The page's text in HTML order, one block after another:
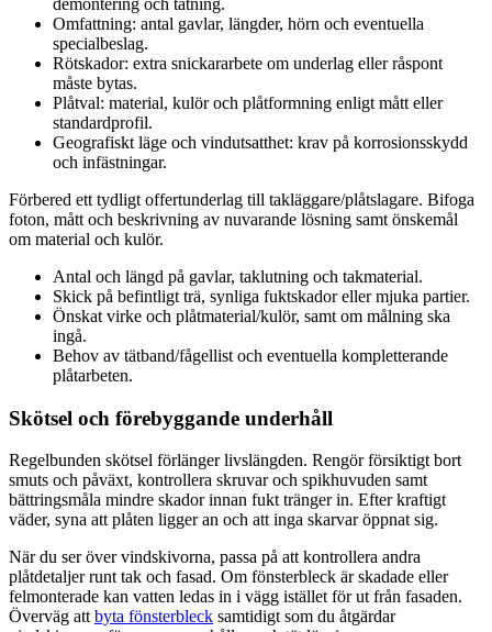
Omfattning: antal gavlar, längder, hörn och eventuella
specialbeslag.
Rötskador: extra snickararbete om underlag eller råspont
måste bytas.
Plåtval: material, kulör och plåtformning enligt mått eller
standardprofil.
Geografiskt läge och vindutsatthet: krav på korrosionsskydd
och infästningar.
Förbered ett tydligt offertunderlag till takläggare/plåtslagare. Bifoga
foton, mått och beskrivning av nuvarande lösning samt önskemål
om material och kulör.
Antal och längd på gavlar, taklutning och takmaterial.
Skick på befintligt trä, synliga fuktskador eller mjuka partier.
Önskat virke och plåtmaterial/kulör, samt om målning ska
ingå.
Behov av tätband/fågellist och eventuella kompletterande
plåtarbeten.
Skötsel och förebyggande underhåll
Regelbunden skötsel förlänger livslängden. Rengör försiktigt bort
smuts och påväxt, kontrollera skruvar och spikhuvuden samt
bättringsmåla mindre skador innan fukt tränger in. Efter kraftigt
väder, syna att plåten ligger an och att inga skarvar öppnat sig.
När du ser över vindskivorna, passa på att kontrollera andra
plåtdetaljer runt tak och fasad. Om fönsterbleck är skadade eller
felmonterade kan vatten ledas in i vägg istället för ut från fasaden.
Överväg att byta fönsterbleck samtidigt som du åtgärdar